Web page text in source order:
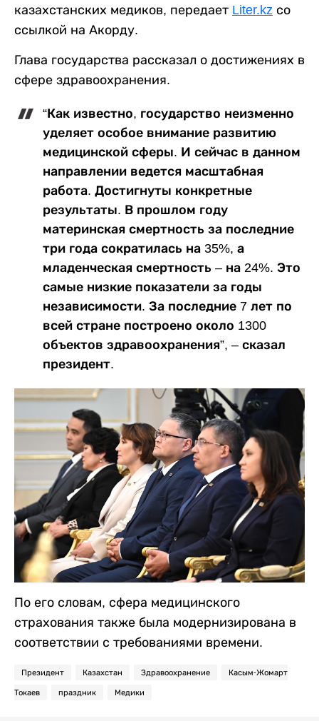
казахстанских медиков, передает Liter.kz со
ссылкой на Акорду.
Глава государства рассказал о достижениях в
сфере здравоохранения.
“Как известно, государство неизменно
уделяет особое внимание развитию
медицинской сферы. И сейчас в данном
направлении ведется масштабная
работа. Достигнуты конкретные
результаты. В прошлом году
материнская смертность за последние
три года сократилась на 35%, а
младенческая смертность – на 24%. Это
самые низкие показатели за годы
независимости. За последние 7 лет по
всей стране построено около 1300
объектов здравоохранения”, – сказал
президент.
По его словам, сфера медицинского
страхования также была модернизирована в
соответствии с требованиями времени.
Президент Казахстан Здравоохранение Касым-Жомарт
Токаев праздник Медики